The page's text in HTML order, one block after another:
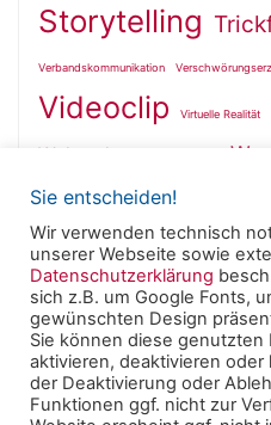
Storytelling
Verbandskommunikation
Videoclip Virtuelle Realität
Wahrnehmung
Powered by
© 2025 Clearingstelle
Bischofskonferenz an der
Sie entscheiden!
Wir verwenden technisch
unserer Webseite sowie
Datenschutzerklärung
sich z.B. um Google Fonts,
gewünschten Design
Sie können diese genutzten
aktivieren, deaktivieren
der Deaktivierung oder
Funktionen ggf. nicht zur